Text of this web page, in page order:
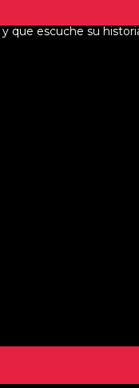
que escuche su